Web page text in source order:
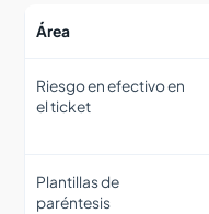
Área
Riesgo en efectivo en
el ticket
Plantillas de
paréntesis